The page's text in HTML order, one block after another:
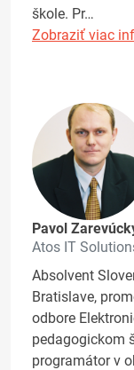
škole. Pr…
Zobraziť viac
Pavol
Atos IT
Absolvent
Bratislave,
odbore
pedagogickom
programátor v